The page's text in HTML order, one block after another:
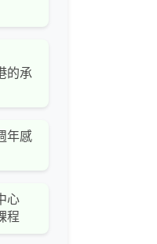
的承
年感
心
程